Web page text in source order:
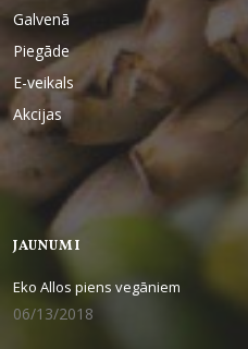
Galvenā
Piegāde
E-veikals
Akcijas
JAUNUMI
Eko Allos piens vegāniem
06/13/2018